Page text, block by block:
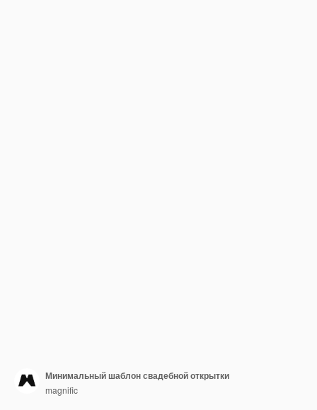
Минимальный шаблон свадебной открытки
magnific